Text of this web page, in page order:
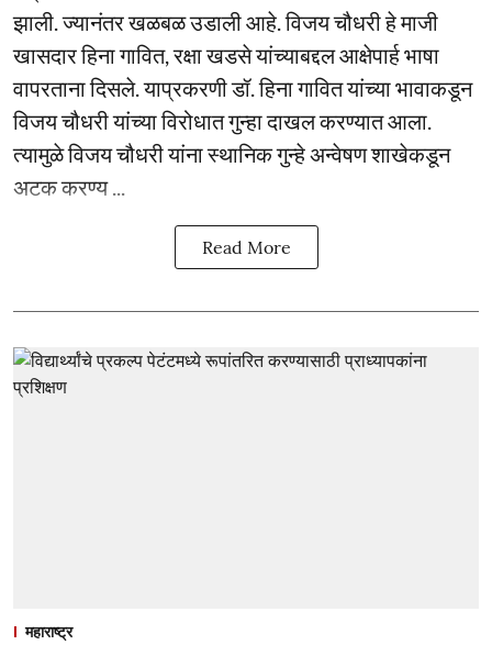
झाली. ज्यानंतर खळबळ उडाली आहे. विजय चौधरी हे माजी
खासदार हिना गावित, रक्षा खडसे यांच्याबद्दल आक्षेपार्ह भाषा
वापरताना दिसले. याप्रकरणी डॉ. हिना गावित यांच्या भावाकडून
विजय चौधरी यांच्या विरोधात गुन्हा दाखल करण्यात आला.
त्यामुळे विजय चौधरी यांना स्थानिक गुन्हे अन्वेषण शाखेकडून
अटक करण्य ...
Read More
महाराष्ट्र